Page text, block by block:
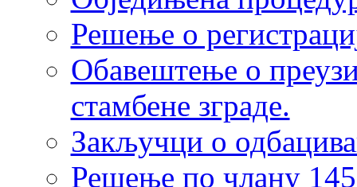
Решење о
Обавештење о
стамбене зграде.
Закључци о
Решење по члану 145